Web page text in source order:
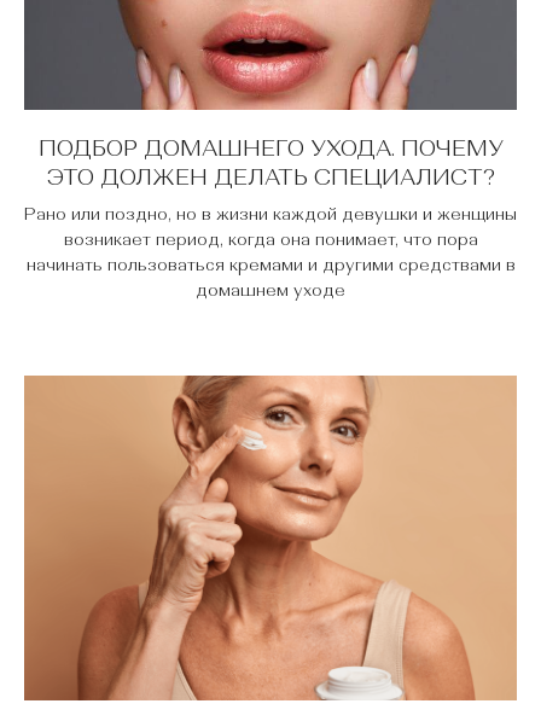
ПОДБОР ДОМАШНЕГО УХОДА. ПОЧЕМУ
ЭТО ДОЛЖЕН ДЕЛАТЬ СПЕЦИАЛИСТ?
Рано или поздно, но в жизни каждой девушки и женщины
возникает период, когда она понимает, что пора
начинать пользоваться кремами и другими средствами в
домашнем уходе